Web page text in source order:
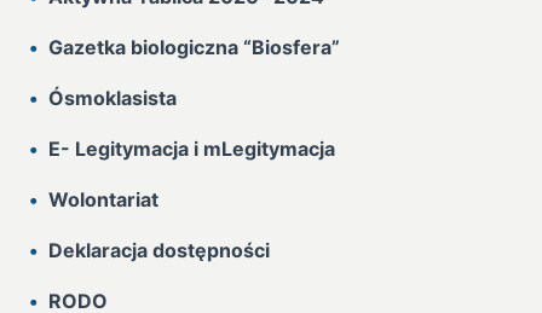
Gazetka biologiczna “Biosfera”
Ósmoklasista
E- Legitymacja i mLegitymacja
Wolontariat
Deklaracja dostępności
RODO